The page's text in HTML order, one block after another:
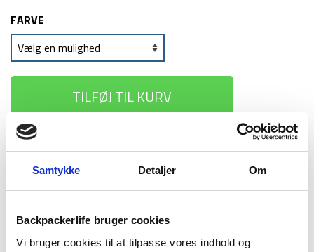
Samtykke Detaljer Om
Backpackerlife bruger cookies
Vi bruger cookies til at tilpasse vores indhold og
FARVE
TILFØJ TIL KURV
1-2 dages
levering
Fri fragt over
499 kr
100 dages
returret